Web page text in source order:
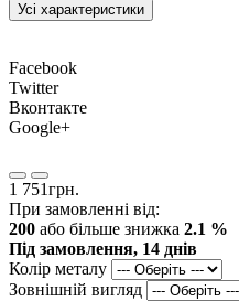
Усі характеристики
Facebook
Twitter
Вконтакте
Google+
1 751грн.
При замовленні від:
200 або більше знижка 2.1 %
Під замовлення, 14 днів
Колір металу
Зовнішній вигляд